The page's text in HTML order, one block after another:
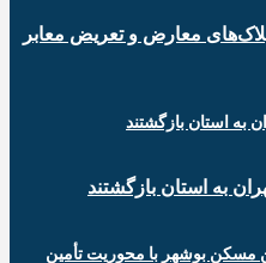
معارض و تعریض معابر